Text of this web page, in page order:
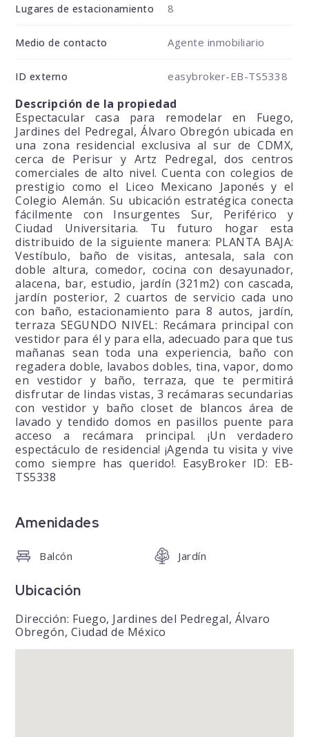
Lugares de estacionamiento 8
Medio de contacto Agente inmobiliario
ID externo easybroker-EB-TS5338
Descripción de la propiedad
Espectacular casa para remodelar en Fuego,
Jardines del Pedregal, Álvaro Obregón ubicada en
una zona residencial exclusiva al sur de CDMX,
cerca de Perisur y Artz Pedregal, dos centros
comerciales de alto nivel. Cuenta con colegios de
prestigio como el Liceo Mexicano Japonés y el
Colegio Alemán. Su ubicación estratégica conecta
fácilmente con Insurgentes Sur, Periférico y
Ciudad Universitaria. Tu futuro hogar esta
distribuido de la siguiente manera: PLANTA BAJA:
Vestíbulo, baño de visitas, antesala, sala con
doble altura, comedor, cocina con desayunador,
alacena, bar, estudio, jardín (321m2) con cascada,
jardín posterior, 2 cuartos de servicio cada uno
con baño, estacionamiento para 8 autos, jardín,
terraza SEGUNDO NIVEL: Recámara principal con
vestidor para él y para ella, adecuado para que tus
mañanas sean toda una experiencia, baño con
regadera doble, lavabos dobles, tina, vapor, domo
en vestidor y baño, terraza, que te permitirá
disfrutar de lindas vistas, 3 recámaras secundarias
con vestidor y baño closet de blancos área de
lavado y tendido domos en pasillos puente para
acceso a recámara principal. ¡Un verdadero
espectáculo de residencia! ¡Agenda tu visita y vive
como siempre has querido!. EasyBroker ID: EB-
TS5338
Amenidades
Balcón Jardín
Ubicación
Dirección: Fuego, Jardines del Pedregal, Álvaro
Obregón, Ciudad de México